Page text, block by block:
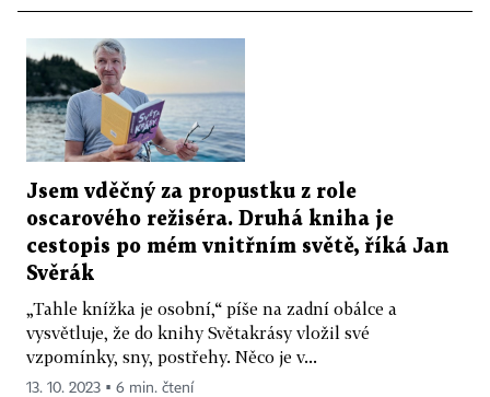
Jsem vděčný za propustku z role
oscarového režiséra. Druhá kniha je
cestopis po mém vnitřním světě, říká Jan
Svěrák
„Tahle knížka je osobní,“ píše na zadní obálce a
vysvětluje, že do knihy Světakrásy vložil své
vzpomínky, sny, postřehy. Něco je v...
13. 10. 2023 ▪ 6 min. čtení